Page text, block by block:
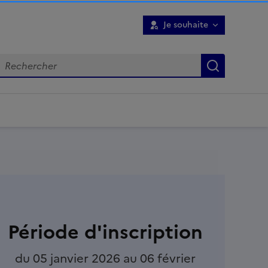
Je souhaite
Période d'inscription
du 05 janvier 2026 au 06 février